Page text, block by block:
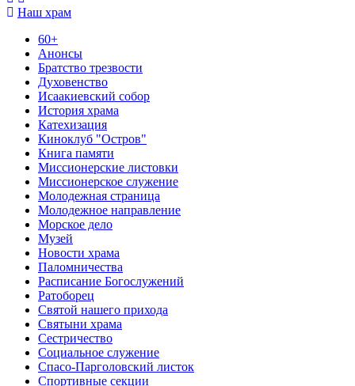
Наш храм
60+
Анонсы
Братство трезвости
Духовенство
Исаакиевский собор
История храма
Катехизация
Киноклуб "Остров"
Книга памяти
Миссионерские листовки
Миссионерское служение
Молодежная страница
Молодежное направление
Морское дело
Музей
Новости храма
Паломничества
Расписание Богослужений
Ратоборец
Святой нашего прихода
Святыни храма
Сестричество
Социальное служение
Спасо-Парголовский листок
Спортивные секции